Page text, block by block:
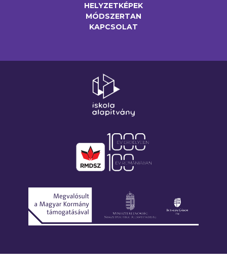
HELYZETKÉPEK
MÓDSZERTAN
KAPCSOLAT